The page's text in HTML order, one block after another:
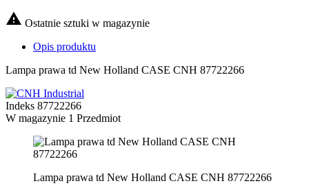
 Ostatnie sztuki w magazynie
Opis produktu
Lampa prawa td New Holland CASE CNH 87722266
Indeks 87722266
W magazynie 1 Przedmiot
Lampa prawa td New Holland CASE CNH 87722266